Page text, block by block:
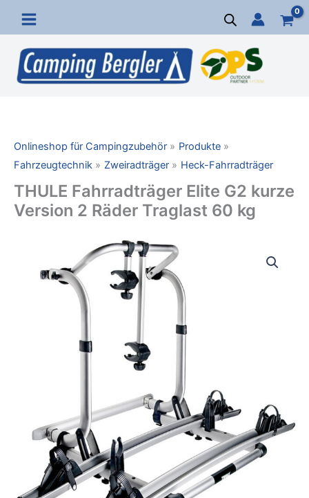
Inhalt
springen
Onlineshop für Campingzubehör
Produkte
Fahrzeugtechnik
Zweiradträger Heck-Fahrradträger
THULE Fahrradträger Elite G2 kurze
Version 2 Räder Traglast 60 kg